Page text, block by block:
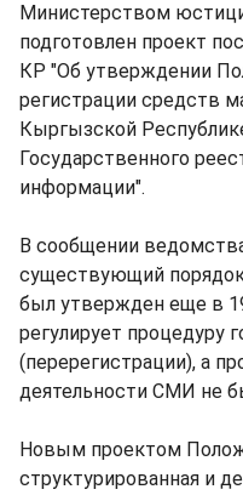
Министерством
подготовлен проект
КР "Об утверждении
регистрации средств
Кыргызской
Государственного
информации".
В сообщении
существующий
был утвержден еще в
регулирует процедуру
(перерегистрации), а
деятельности СМИ не
Новым проектом
структурированная и